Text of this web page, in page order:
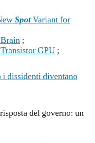
SpotVariant for
;
Transistor GPU ;
dissidenti diventano
del governo: un